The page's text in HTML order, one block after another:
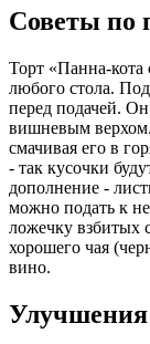
Советы по
Торт «Панна-
любого стола.
перед подачей.
вишневым
смачивая его в
- так кусочки
дополнение -
можно подать к
ложечку взбитых
хорошего чая
вино.